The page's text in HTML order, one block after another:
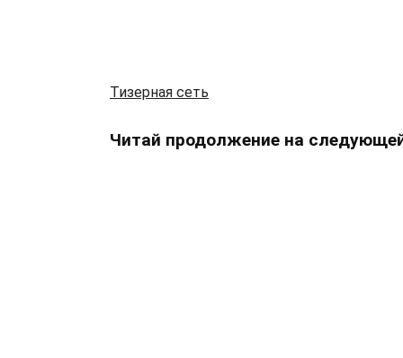
Тизерная сеть
Читай продолжение на